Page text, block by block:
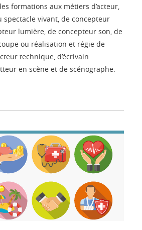
formations aux métiers d’acteur,
spectacle vivant, de concepteur
lumière, de concepteur son, de
ou réalisation et régie de
technique, d’écrivain
en scène et de scénographe.